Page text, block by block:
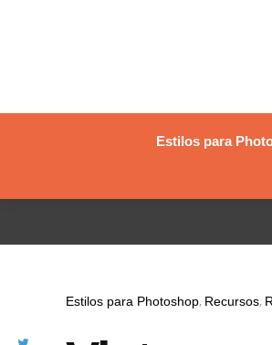
Estilos para
Estilos para Photoshop Recursos